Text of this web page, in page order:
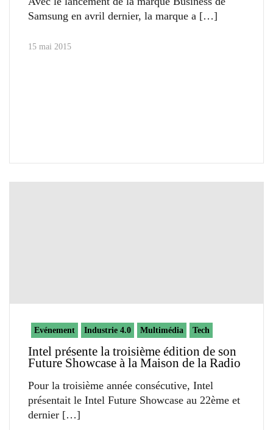
Samsung en avril dernier, la marque a
15 mai 2015
Evénement Industrie 4.0 Multimédia Tech
Intel présente la troisième édition de son
Future Showcase à la Maison de la Radio
Pour la troisième année consécutive, Intel
présentait le Intel Future Showcase au 22ème et
dernier